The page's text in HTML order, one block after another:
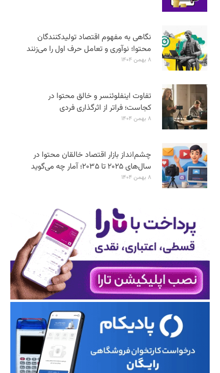
نگاهی به مفهوم اقتصاد تولیدکنندگان
محتوا؛ نوآوری و تعامل حرف اول را می‌زنند
۸ بهمن ۱۴۰۴
تفاوت اینفلوئنسر و خالق محتوا در
کجاست؛ فراتر از اثرگذاری فردی
۸ بهمن ۱۴۰۴
چشم‌انداز بازار اقتصاد خالقان محتوا در
سال‌های ۲۰۲۵ تا ۲۰۳۵؛ آمار چه می‌گوید
۸ بهمن ۱۴۰۴